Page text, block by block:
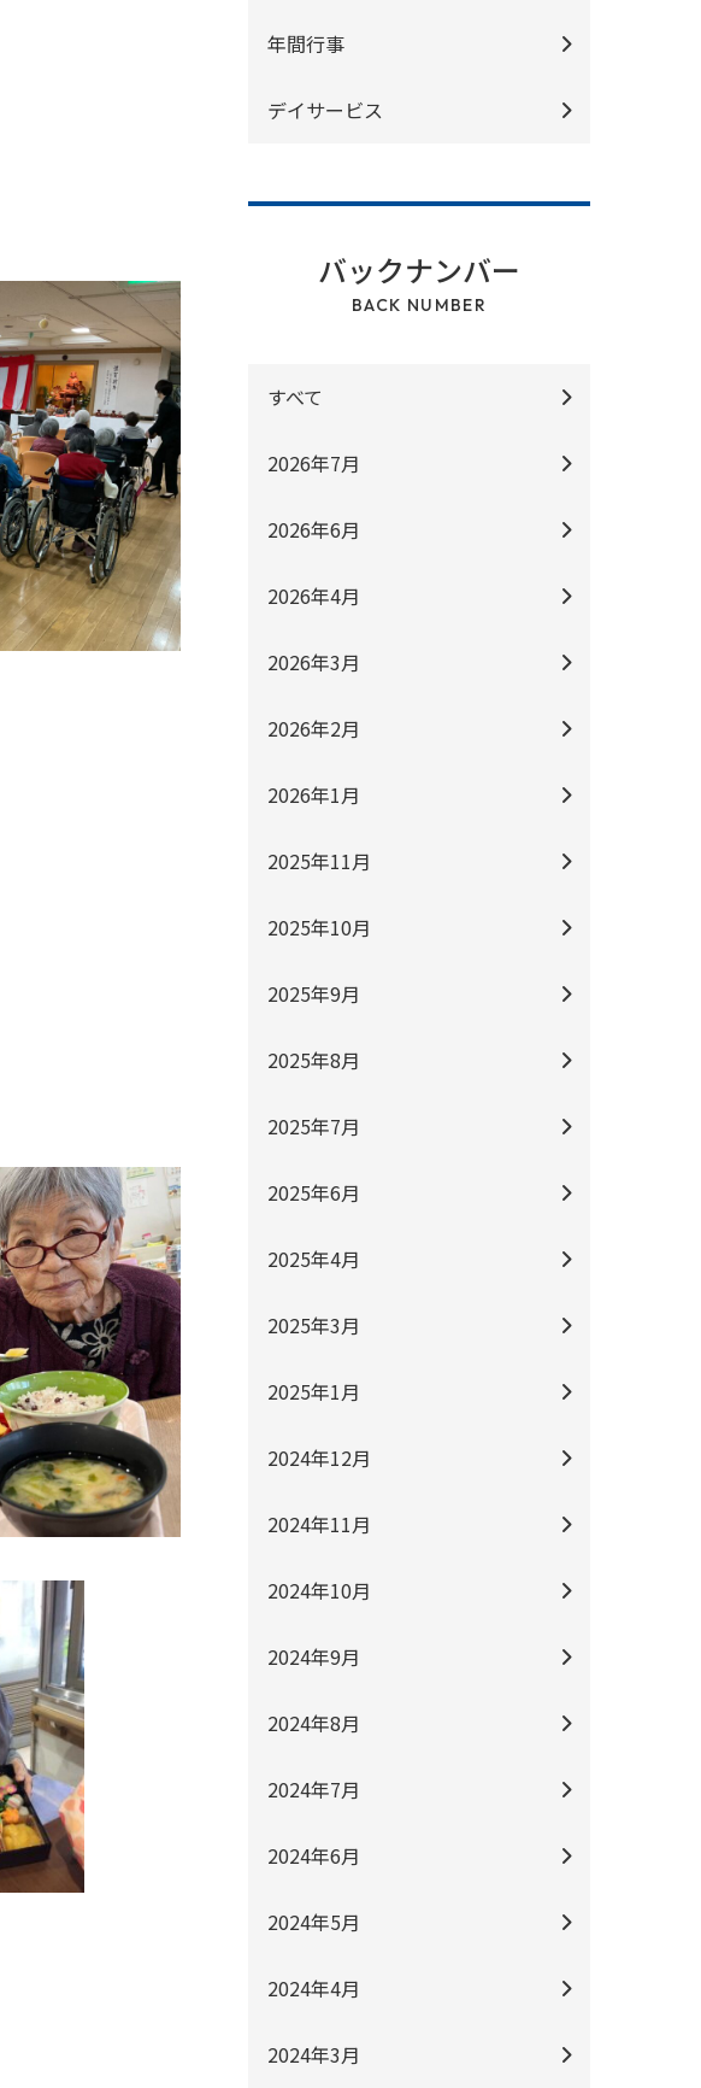
年間行事
デイサービス
バックナンバー
BACK NUMBER
すべて
2026年7月
2026年6月
2026年4月
2026年3月
2026年2月
2026年1月
2025年11月
2025年10月
2025年9月
2025年8月
2025年7月
2025年6月
2025年4月
2025年3月
2025年1月
2024年12月
2024年11月
2024年10月
2024年9月
2024年8月
2024年7月
2024年6月
2024年5月
2024年4月
2024年3月